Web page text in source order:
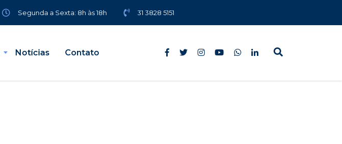
Segunda a Sexta: 8h às 18h 31 3828 5151
Notícias Contato